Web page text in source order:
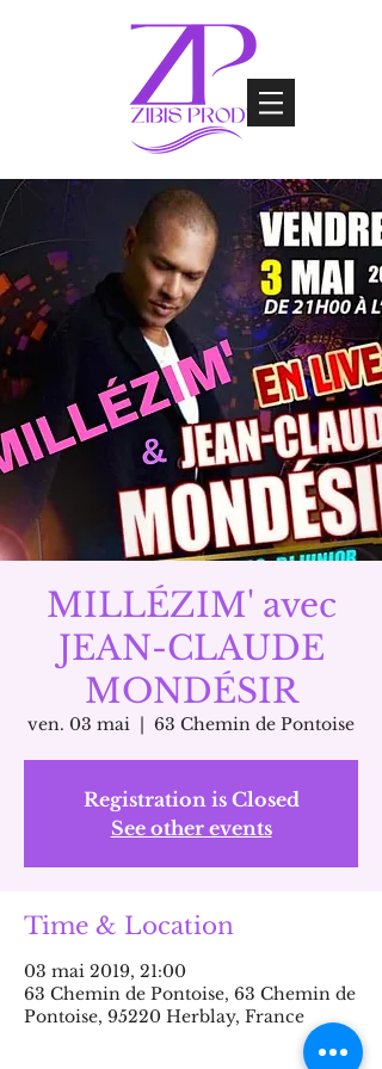
MILLÉZIM' avec
JEAN-CLAUDE
MONDÉSIR
ven. 03 mai
  |
63 Chemin de Pontoise
Registration is Closed
See other events
Time & Location
03 mai 2019, 21:00
63 Chemin de Pontoise, 63 Chemin de
Pontoise, 95220 Herblay, France